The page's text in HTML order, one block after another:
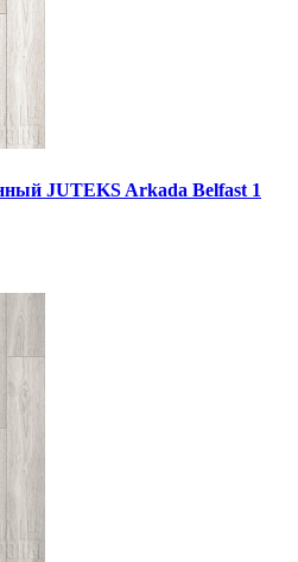
JUTEKS Arkada Belfast 1